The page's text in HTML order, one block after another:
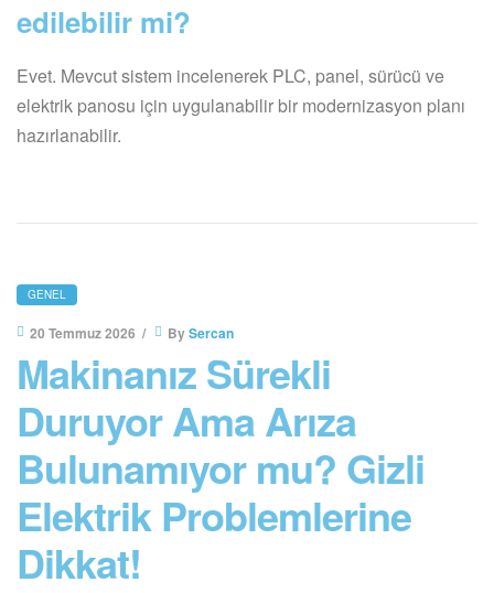
edilebilir mi?
Evet. Mevcut sistem incelenerek PLC, panel, sürücü ve
elektrik panosu için uygulanabilir bir modernizasyon planı
hazırlanabilir.
CATEGORIES
GENEL
20 Temmuz 2026 BySercan
Makinanız Sürekli
Duruyor Ama Arıza
Bulunamıyor mu? Gizli
Elektrik Problemlerine
Dikkat!